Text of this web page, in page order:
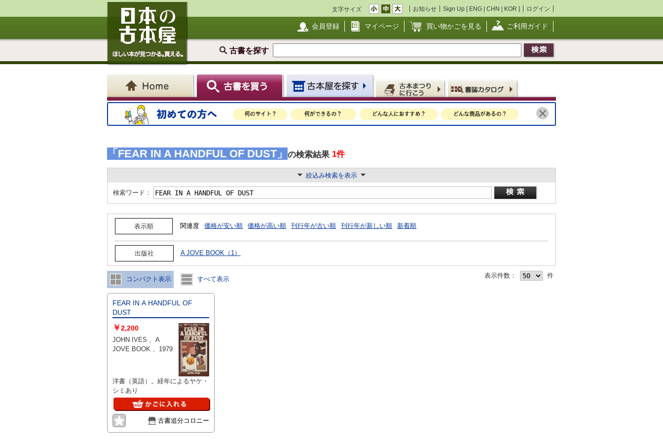
文字サイズ お知らせ Sign Up [ ENG | CHN | KOR ] ログイン
会員登録 マイページ 買い物かごを見る ご利用ガイド
古書を探す
「FEAR IN A HANDFUL OF DUST」 の検索結果 1件
絞込み検索を表示
検索ワード：
表示順 関連度 価格が安い順 価格が高い順 刊行年が古い順 刊行年が新しい順 新着順
出版社 A JOVE BOOK（1）
コンパクト表示 すべて表示 表示件数： 件
FEAR IN A HANDFUL OF
DUST
￥2,200
JOHN IVES 、A
JOVE BOOK 、1979
洋書（英語）。経年によるヤケ・
シミあり
古書追分コロニー